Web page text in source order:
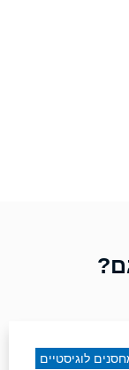
לוגיסטיים